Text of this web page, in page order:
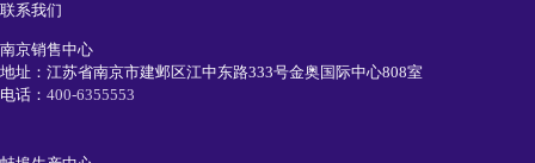
联系我们
南京销售中心
地址：江苏省南京市建邺区江中东路333号金奥国际中心808室
电话： 400-6355553